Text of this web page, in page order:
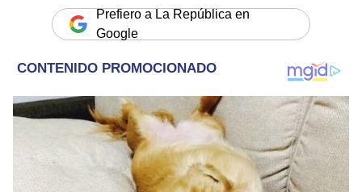
Prefiero a La República en
Google